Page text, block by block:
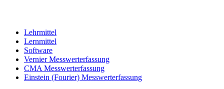
Lehrmittel
Lernmittel
Software
Vernier Messwerterfassung
CMA Messwerterfassung
Einstein (Fourier) Messwerterfassung